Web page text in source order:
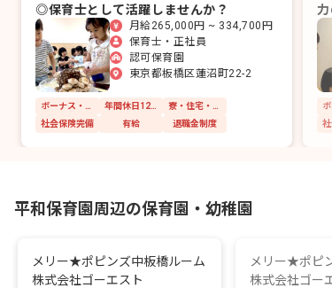
◎保育士として活躍しませんか？
月給265,000円 ~ 334,700円
保育士・正社員
認可保育園
東京都板橋区蓮沼町22-2
社会保険完備
有給 退職金制度
か
社
平和保育園周辺の保育園・幼稚園
メリー★ポピンズ中板橋ルーム
株式会社ゴーエスト
メリー★ポピ
株式会社ゴー